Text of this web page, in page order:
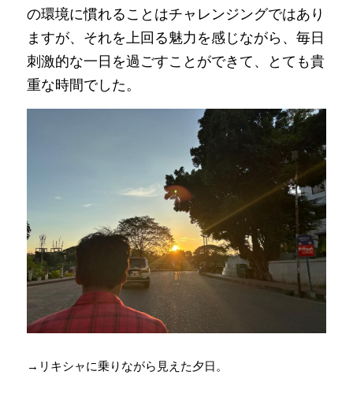
の環境に慣れることはチャレンジングではあり
ますが、それを上回る魅力を感じながら、毎日
刺激的な一日を過ごすことができて、とても貴
重な時間でした。
→リキシャに乗りながら見えた夕日。